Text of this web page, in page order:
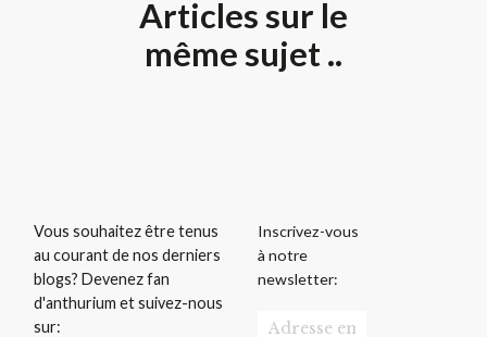
Articles sur le
même sujet ..
Vous souhaitez être tenus
au courant de nos derniers
blogs? Devenez fan
d'anthurium et suivez-nous
sur:
Inscrivez-vous
à notre
newsletter: